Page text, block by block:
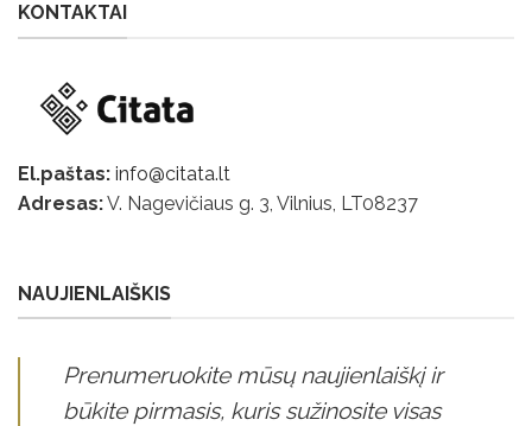
KONTAKTAI
El.paštas: info@citata.lt
Adresas:V. Nagevičiaus g. 3, Vilnius, LT08237
NAUJIENLAIŠKIS
Prenumeruokite mūsų naujienlaiškį ir
būkite pirmasis, kuris sužinosite visas